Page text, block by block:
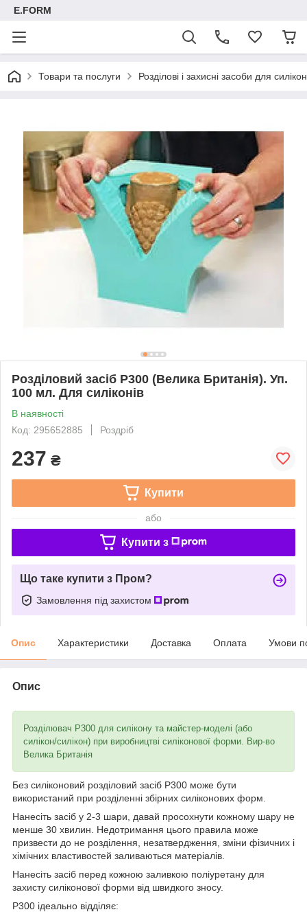
E.FORM
Товари та послуги Розділові і захисні засоби для
Розділовий засіб P300 (Велика Британія). Уп.
100 мл. Для силіконів
В наявності
Код: 295652885
Роздріб
237 ₴
Купити
або
Купити з
Що таке купити з Пром?
Замовлення під захистом
Опис Характеристики Доставка Оплата Умови
Опис
Розділювач P300 для силікону та майстер-моделі (або
силікон/силікон) при виробництві силіконової форми. Вир-во
Велика Британія
Без силіконовий розділовий засіб Р300 може бути
використаний при розділенні збірних силіконових форм.
Нанесіть засіб у 2-3 шари, давай просохнути кожному шару не
менше 30 хвилин. Недотримання цього правила може
призвести до не розділення, незатвердження, зміни фізичних і
хімічних властивостей заливаються матеріалів.
Нанесіть засіб перед кожною заливкою поліуретану для
захисту силіконової форми від швидкого зносу.
Р300 ідеально відділяє: